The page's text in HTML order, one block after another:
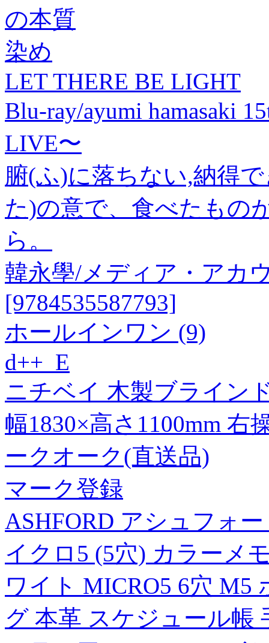
の本質
染め
LET THERE BE LIGHT
Blu-ray/ayumi hamasaki
LIVE〜
腑(ふ)に落ちない,納得
た)の意で、食べたもの
ら。
韓永學/メディア・アカ
[9784535587793]
ホールインワン (9)
d++ E
ニチベイ 木製ブライン
幅1830×高さ1100mm 右
ークオーク(直送品)
マーク登録
ASHFORD アシュフォ
イクロ5 (5穴) カラーメ
ワイト MICRO5 6穴 M5
グ 本革 スケジュール帳